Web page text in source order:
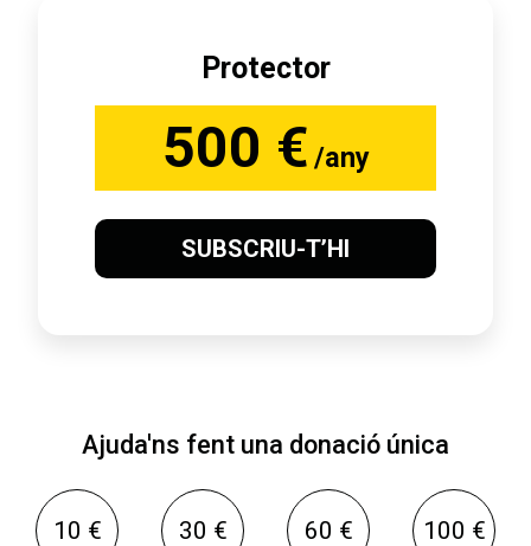
Protector
500 € /any
SUBSCRIU-T’HI
Ajuda'ns fent una donació única
10 € 30 € 60 € 100 €